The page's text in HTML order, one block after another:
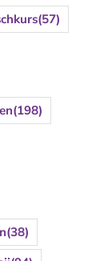
(57)
(198)
(38)